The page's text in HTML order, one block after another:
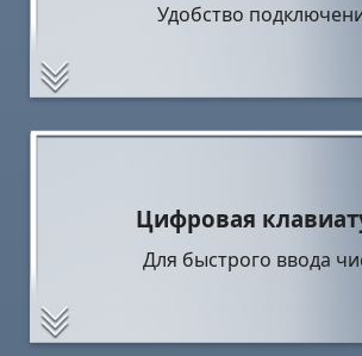
Удобство
Цифровая
Для быстрого ввода